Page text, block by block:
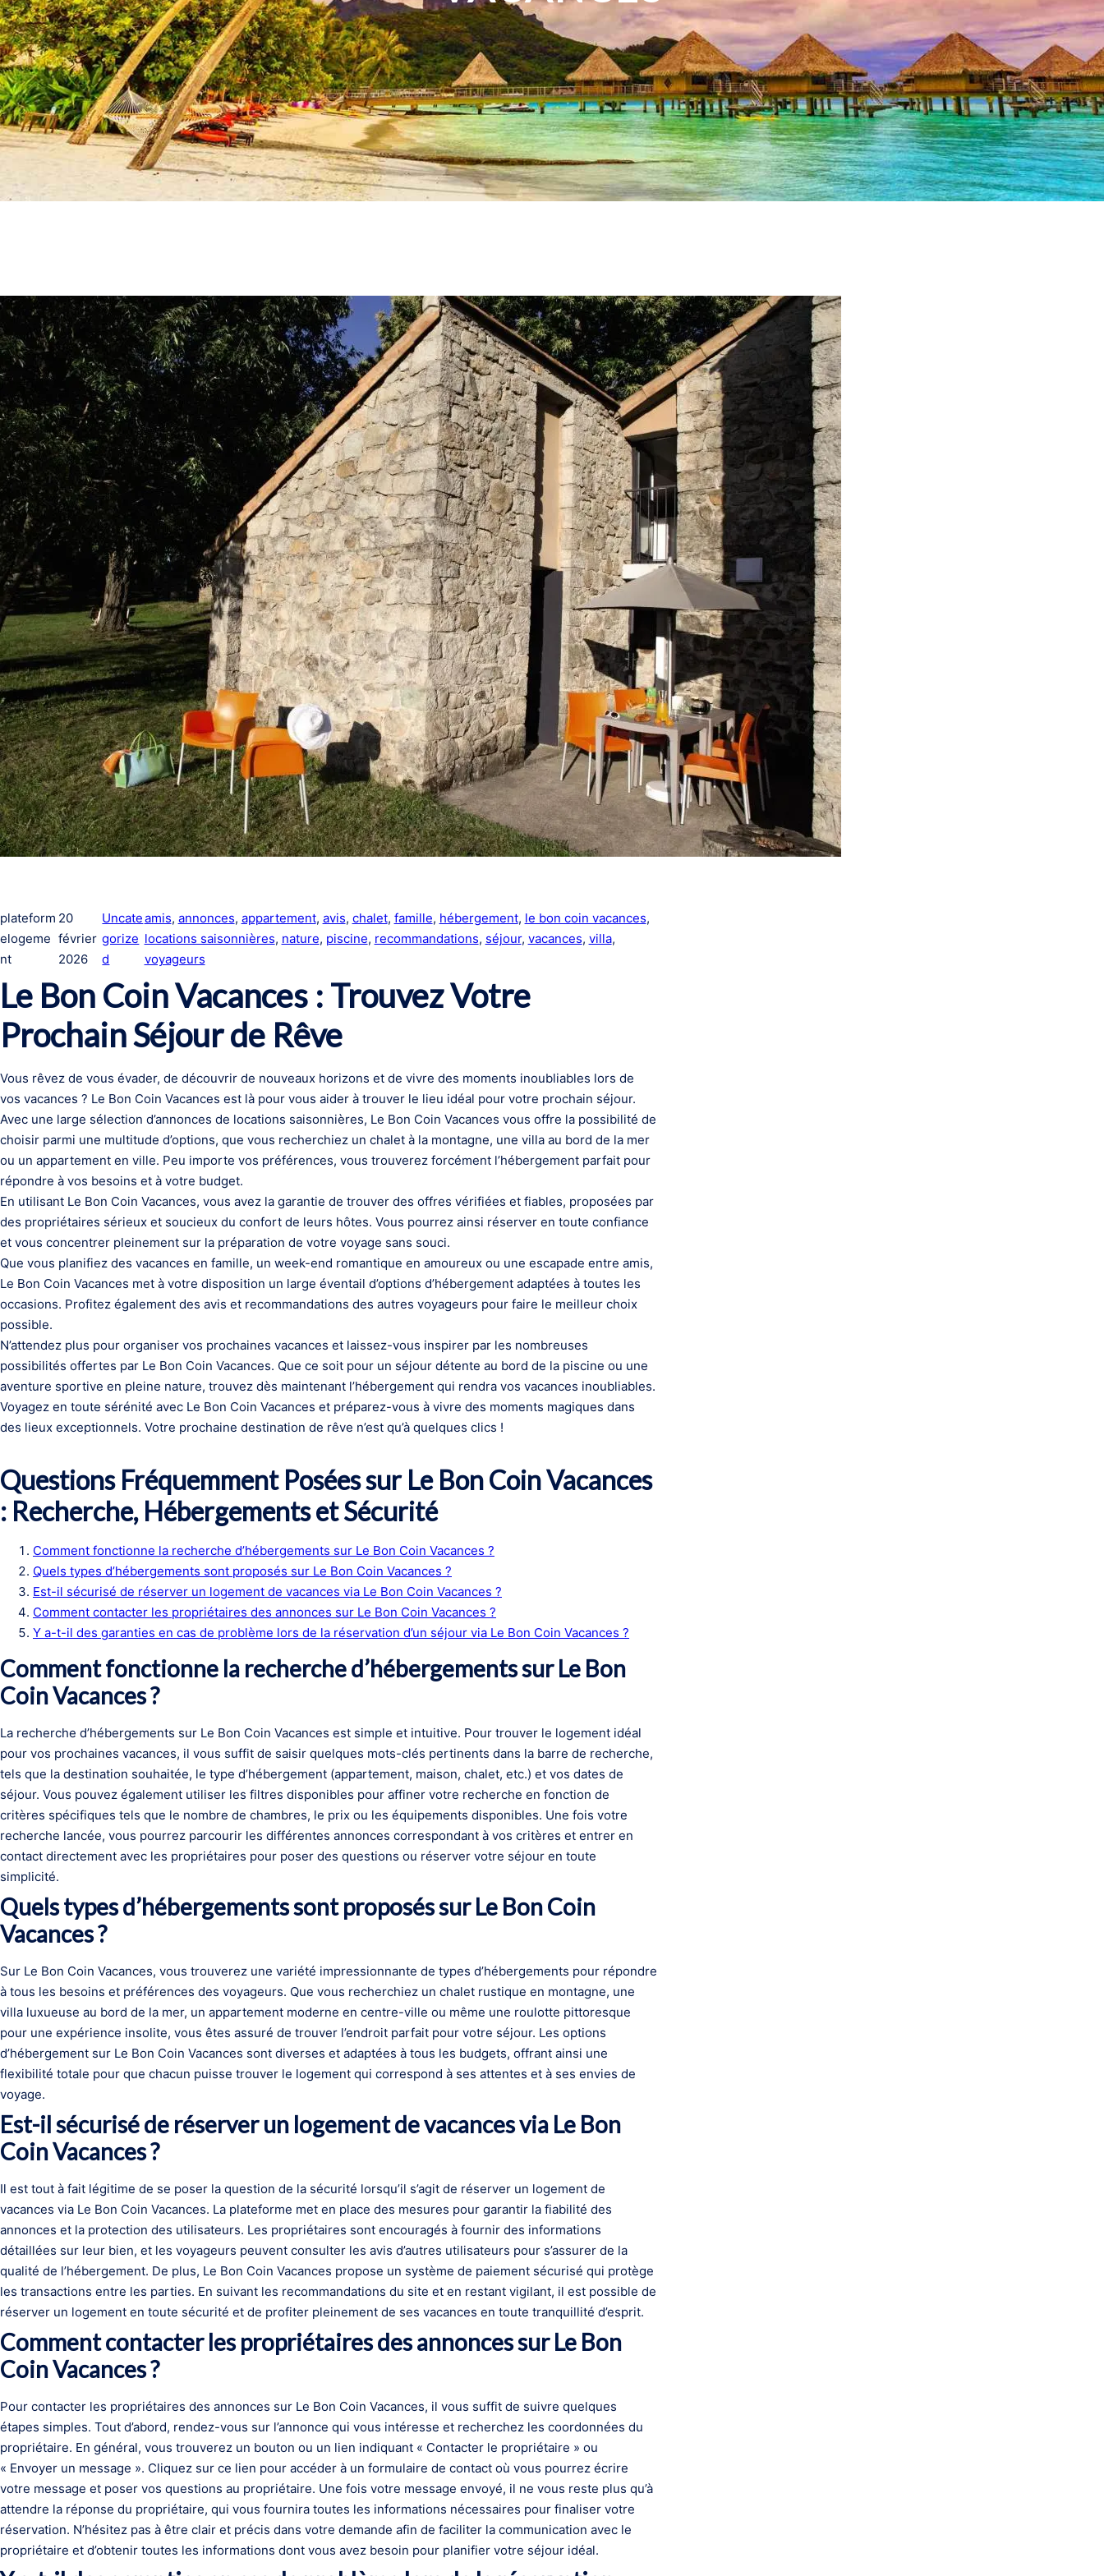
plateform
elogeme
nt
20
février
2026
Uncate
gorize
d
amis, annonces, appartement, avis, chalet, famille, hébergement, le bon coin vacances
locations saisonnières, nature, piscine, recommandations, séjour, vacances, villa
voyageurs
Le Bon Coin Vacances : Trouvez Votre
Prochain Séjour de Rêve
Vous rêvez de vous évader, de découvrir de nouveaux horizons et de vivre des moments inoubliables lors de
vos vacances ? Le Bon Coin Vacances est là pour vous aider à trouver le lieu idéal pour votre prochain séjour.
Avec une large sélection d’annonces de locations saisonnières, Le Bon Coin Vacances vous offre la possibilité de
choisir parmi une multitude d’options, que vous recherchiez un chalet à la montagne, une villa au bord de la mer
ou un appartement en ville. Peu importe vos préférences, vous trouverez forcément l’hébergement parfait pour
répondre à vos besoins et à votre budget.
En utilisant Le Bon Coin Vacances, vous avez la garantie de trouver des offres vérifiées et fiables, proposées par
des propriétaires sérieux et soucieux du confort de leurs hôtes. Vous pourrez ainsi réserver en toute confiance
et vous concentrer pleinement sur la préparation de votre voyage sans souci.
Que vous planifiez des vacances en famille, un week-end romantique en amoureux ou une escapade entre amis,
Le Bon Coin Vacances met à votre disposition un large éventail d’options d’hébergement adaptées à toutes les
occasions. Profitez également des avis et recommandations des autres voyageurs pour faire le meilleur choix
possible.
N’attendez plus pour organiser vos prochaines vacances et laissez-vous inspirer par les nombreuses
possibilités offertes par Le Bon Coin Vacances. Que ce soit pour un séjour détente au bord de la piscine ou une
aventure sportive en pleine nature, trouvez dès maintenant l’hébergement qui rendra vos vacances inoubliables.
Voyagez en toute sérénité avec Le Bon Coin Vacances et préparez-vous à vivre des moments magiques dans
des lieux exceptionnels. Votre prochaine destination de rêve n’est qu’à quelques clics !
Questions Fréquemment Posées sur Le Bon Coin Vacances
: Recherche, Hébergements et Sécurité
Comment fonctionne la recherche d’hébergements sur Le Bon Coin Vacances ?
Quels types d’hébergements sont proposés sur Le Bon Coin Vacances ?
Est-il sécurisé de réserver un logement de vacances via Le Bon Coin Vacances ?
Comment contacter les propriétaires des annonces sur Le Bon Coin Vacances ?
Y a-t-il des garanties en cas de problème lors de la réservation d’un séjour via Le Bon Coin Vacances ?
Comment fonctionne la recherche d’hébergements sur Le Bon
Coin Vacances ?
La recherche d’hébergements sur Le Bon Coin Vacances est simple et intuitive. Pour trouver le logement idéal
pour vos prochaines vacances, il vous suffit de saisir quelques mots-clés pertinents dans la barre de recherche,
tels que la destination souhaitée, le type d’hébergement (appartement, maison, chalet, etc.) et vos dates de
séjour. Vous pouvez également utiliser les filtres disponibles pour affiner votre recherche en fonction de
critères spécifiques tels que le nombre de chambres, le prix ou les équipements disponibles. Une fois votre
recherche lancée, vous pourrez parcourir les différentes annonces correspondant à vos critères et entrer en
contact directement avec les propriétaires pour poser des questions ou réserver votre séjour en toute
simplicité.
Quels types d’hébergements sont proposés sur Le Bon Coin
Vacances ?
Sur Le Bon Coin Vacances, vous trouverez une variété impressionnante de types d’hébergements pour répondre
à tous les besoins et préférences des voyageurs. Que vous recherchiez un chalet rustique en montagne, une
villa luxueuse au bord de la mer, un appartement moderne en centre-ville ou même une roulotte pittoresque
pour une expérience insolite, vous êtes assuré de trouver l’endroit parfait pour votre séjour. Les options
d’hébergement sur Le Bon Coin Vacances sont diverses et adaptées à tous les budgets, offrant ainsi une
flexibilité totale pour que chacun puisse trouver le logement qui correspond à ses attentes et à ses envies de
voyage.
Est-il sécurisé de réserver un logement de vacances via Le Bon
Coin Vacances ?
Il est tout à fait légitime de se poser la question de la sécurité lorsqu’il s’agit de réserver un logement de
vacances via Le Bon Coin Vacances. La plateforme met en place des mesures pour garantir la fiabilité des
annonces et la protection des utilisateurs. Les propriétaires sont encouragés à fournir des informations
détaillées sur leur bien, et les voyageurs peuvent consulter les avis d’autres utilisateurs pour s’assurer de la
qualité de l’hébergement. De plus, Le Bon Coin Vacances propose un système de paiement sécurisé qui protège
les transactions entre les parties. En suivant les recommandations du site et en restant vigilant, il est possible de
réserver un logement en toute sécurité et de profiter pleinement de ses vacances en toute tranquillité d’esprit.
Comment contacter les propriétaires des annonces sur Le Bon
Coin Vacances ?
Pour contacter les propriétaires des annonces sur Le Bon Coin Vacances, il vous suffit de suivre quelques
étapes simples. Tout d’abord, rendez-vous sur l’annonce qui vous intéresse et recherchez les coordonnées du
propriétaire. En général, vous trouverez un bouton ou un lien indiquant « Contacter le propriétaire » ou
« Envoyer un message ». Cliquez sur ce lien pour accéder à un formulaire de contact où vous pourrez écrire
votre message et poser vos questions au propriétaire. Une fois votre message envoyé, il ne vous reste plus qu’à
attendre la réponse du propriétaire, qui vous fournira toutes les informations nécessaires pour finaliser votre
réservation. N’hésitez pas à être clair et précis dans votre demande afin de faciliter la communication avec le
propriétaire et d’obtenir toutes les informations dont vous avez besoin pour planifier votre séjour idéal.